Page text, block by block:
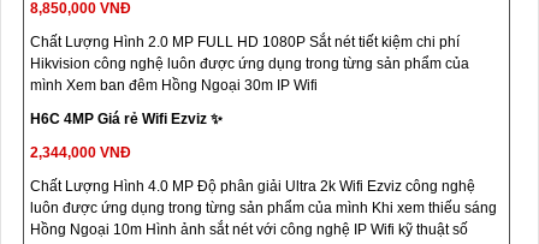
8,850,000 VNĐ
Chất Lượng Hình 2.0 MP FULL HD 1080P Sắt nét tiết kiệm chi phí
Hikvision công nghệ luôn được ứng dụng trong từng sản phẩm của
mình Xem ban đêm Hồng Ngoại 30m IP Wifi
H6C 4MP Giá rẻ Wifi Ezviz ✨
2,344,000 VNĐ
Chất Lượng Hình 4.0 MP Độ phân giải Ultra 2k Wifi Ezviz công nghệ
luôn được ứng dụng trong từng sản phẩm của mình Khi xem thiếu sáng
Hồng Ngoại 10m Hình ảnh sắt nét với công nghệ IP Wifi kỹ thuật số